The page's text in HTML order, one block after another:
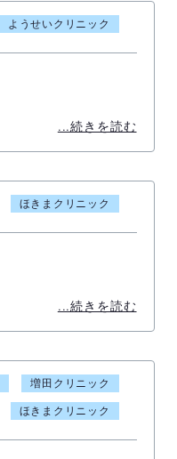
ようせいクリニック
...続きを読む
ほきまクリニック
...続きを読む
増田クリニック
ほきまクリニック